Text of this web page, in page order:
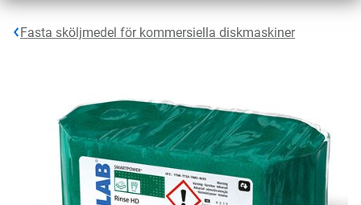
Fasta sköljmedel för kommersiella diskmaskiner